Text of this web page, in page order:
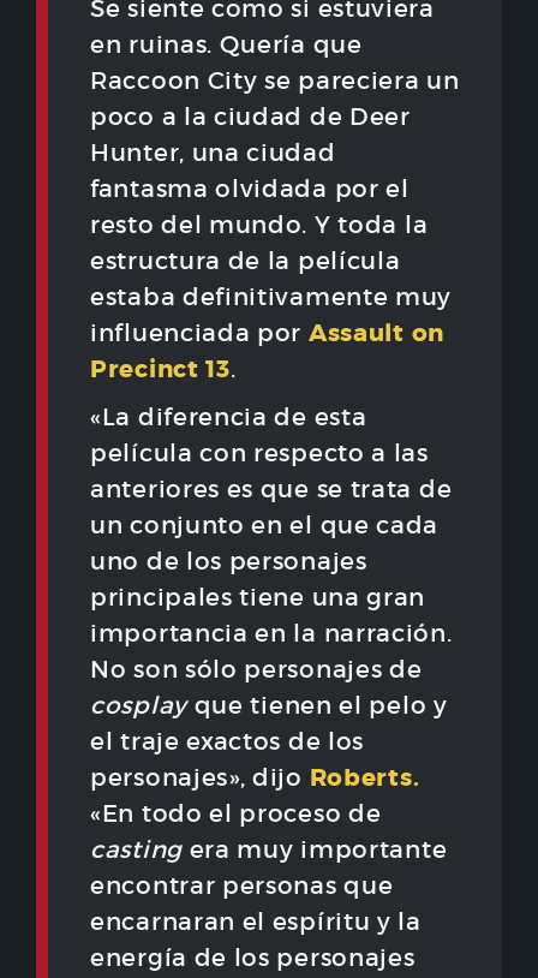
Se siente como si estuviera
en ruinas. Quería que
Raccoon City se pareciera un
poco a la ciudad de Deer
Hunter, una ciudad
fantasma olvidada por el
resto del mundo. Y toda la
estructura de la película
estaba definitivamente muy
influenciada por Assault on
Precinct 13.
«La diferencia de esta
película con respecto a las
anteriores es que se trata de
un conjunto en el que cada
uno de los personajes
principales tiene una gran
importancia en la narración.
No son sólo personajes de
cosplayque tienen el pelo y
el traje exactos de los
personajes», dijo Roberts.
«En todo el proceso de
castingera muy importante
encontrar personas que
encarnaran el espíritu y la
energía de los personajes